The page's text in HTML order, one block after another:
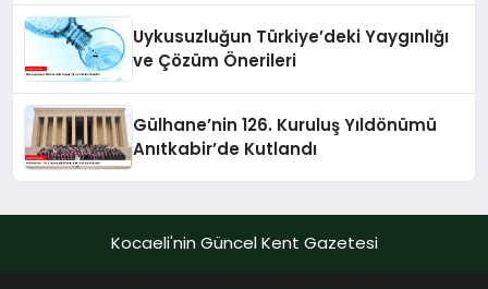
Uykusuzluğun Türkiye’deki Yaygınlığı
ve Çözüm Önerileri
Gülhane’nin 126. Kuruluş Yıldönümü
Anıtkabir’de Kutlandı
Kocaeli'nin Güncel Kent Gazetesi